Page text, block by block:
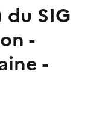
SIG
-
-